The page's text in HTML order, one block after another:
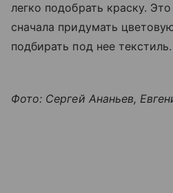
легко подобрать краску.
сначала придумать
подбирать под нее текстиль.
Фото: Сергей Ананьев,